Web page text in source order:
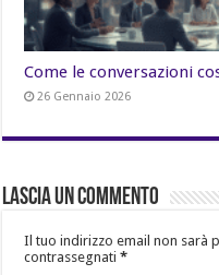
Come le conversazioni
26 Gennaio 2026
Lascia un commento
Il tuo indirizzo email non sarà
contrassegnati*